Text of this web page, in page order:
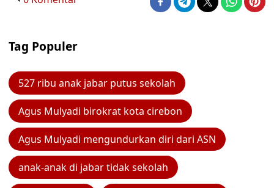
Tag Populer
527 ribu anak jabar putus sekolah
Agus Mulyadi birokrat kota cirebon
Agus Mulyadi mengundurkan diri dari ASN
anak-anak di jabar tidak sekolah